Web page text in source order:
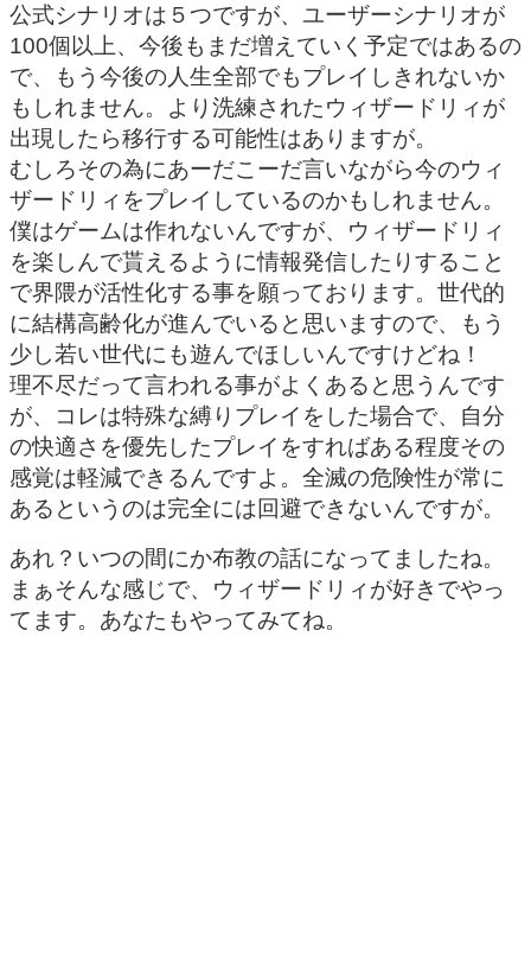
公式シナリオは５つですが、ユーザーシナリオが
100個以上、今後もまだ増えていく予定ではあるの
で、もう今後の人生全部でもプレイしきれないか
もしれません。より洗練されたウィザードリィが
出現したら移行する可能性はありますが。
むしろその為にあーだこーだ言いながら今のウィ
ザードリィをプレイしているのかもしれません。
僕はゲームは作れないんですが、ウィザードリィ
を楽しんで貰えるように情報発信したりすること
で界隈が活性化する事を願っております。世代的
に結構高齢化が進んでいると思いますので、もう
少し若い世代にも遊んでほしいんですけどね！
理不尽だって言われる事がよくあると思うんです
が、コレは特殊な縛りプレイをした場合で、自分
の快適さを優先したプレイをすればある程度その
感覚は軽減できるんですよ。全滅の危険性が常に
あるというのは完全には回避できないんですが。
あれ？いつの間にか布教の話になってましたね。
まぁそんな感じで、ウィザードリィが好きでやっ
てます。あなたもやってみてね。